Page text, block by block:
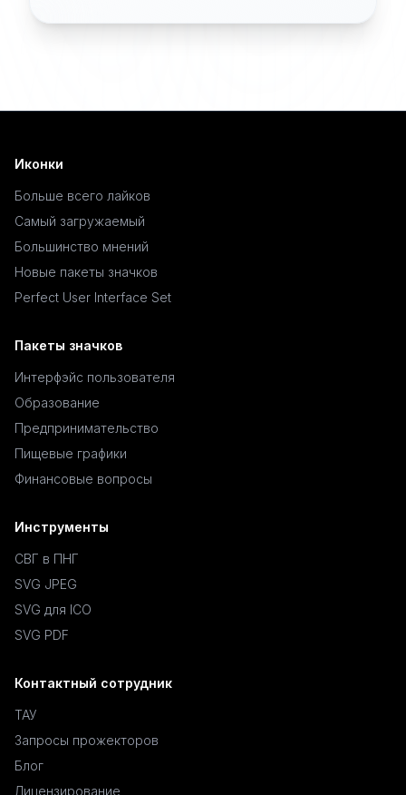
Иконки
Больше всего лайков
Самый загружаемый
Большинство мнений
Новые пакеты значков
Perfect User Interface Set
Пакеты значков
Интерфэйс пользователя
Образование
Предпринимательство
Пищевые графики
Финансовые вопросы
Инструменты
СВГ в ПНГ
SVG JPEG
SVG для ICO
SVG PDF
Контактный сотрудник
ТАУ
Запросы прожекторов
Блог
Лицензирование